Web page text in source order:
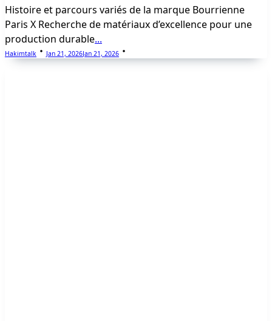
Histoire et parcours variés de la marque Bourrienne
Paris X Recherche de matériaux d’excellence pour une
production durable...
Hakimtalk Jan 21, 2026Jan 21, 2026